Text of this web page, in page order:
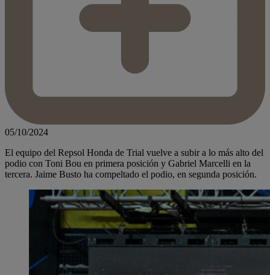
05/10/2024
El equipo del Repsol Honda de Trial vuelve a subir a lo más alto del
podio con Toni Bou en primera posición y Gabriel Marcelli en la
tercera. Jaime Busto ha compeltado el podio, en segunda posición.